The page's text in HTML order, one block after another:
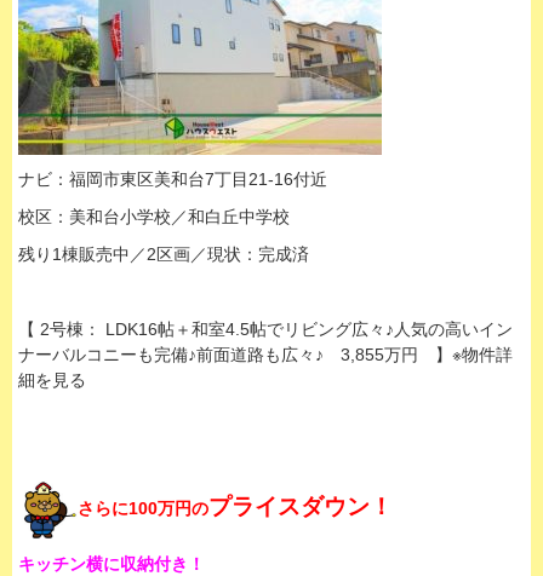
ナビ：福岡市東区美和台7丁目21-16付近
校区：美和台小学校／和白丘中学校
残り1棟販売中／2区画／現状：完成済
【 2号棟： LDK16帖＋和室4.5帖でリビング広々♪人気の高いイン
ナーバルコニーも完備♪前面道路も広々♪ 3,855万円 】※物件詳
細を見る
さらに100万円のプライスダウン！
キッチン横に収納付き！